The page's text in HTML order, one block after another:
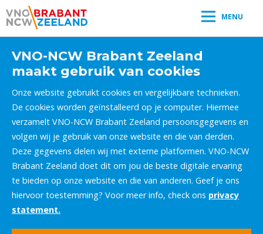
MENU
VNO-NCW Brabant Zeeland
maakt gebruik van cookies
Onze website gebruikt cookies en vergelijkbare technieken.
De cookies worden geïnstalleerd op je computer. Hiermee
verzamelt VNO-NCW Brabant Zeeland persoonsgegevens en
volgen wij je gebruik van onze website en die van derden.
Deze gegevens delen wij met externe platformen. VNO-NCW
Brabant Zeeland doet dit om jou de beste digitale ervaring
te bieden op onze website en die van anderen. Geef je ons
hiervoor toestemming? Voor meer info, check ons privacy
statement.